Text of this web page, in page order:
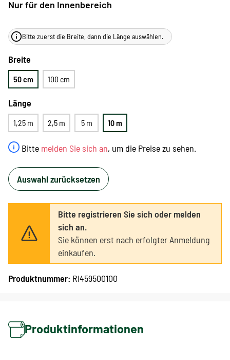
Nur für den Innenbereich
Bitte melden Sie sich an, um die Preise zu sehen.
Bitte zuerst die Breite, dann die Länge auswählen.
Breite
50 cm 100 cm
Länge
1,25 m 2,5 m 5 m 10 m
Auswahl zurücksetzen
Bitte registrieren Sie sich oder melden
sich an.
Sie können erst nach erfolgter Anmeldung
einkaufen.
Produktnummer: RI459500100
Produktinformationen